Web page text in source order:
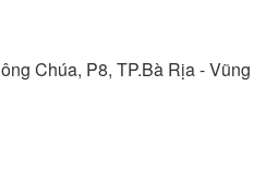
Chúa, P8, TP.Bà Rịa - Vũng